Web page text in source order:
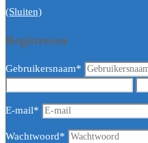
(Sluiten)
Registreren
Gebruikersnaam*
E-mail*
Wachtwoord*